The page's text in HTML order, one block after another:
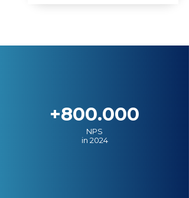
+800.000
NPS
in 2024